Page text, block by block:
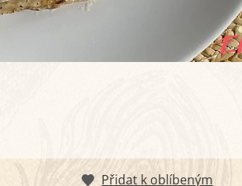
Přidat k oblíbeným